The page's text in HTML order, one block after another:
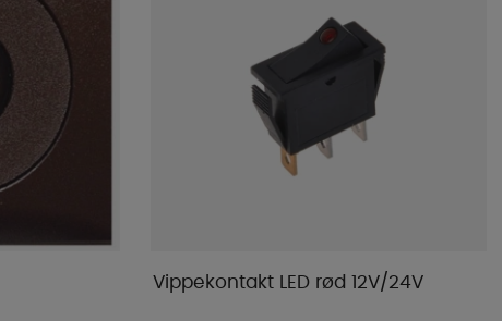
Vippekontakt LED rød 12V/24V